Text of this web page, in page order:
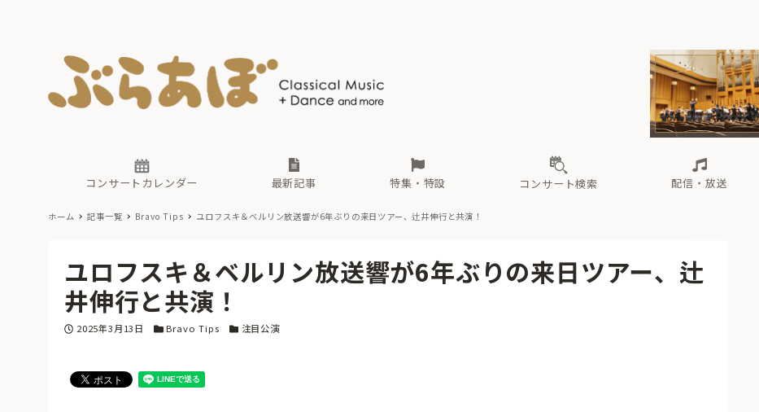
コンサートカレンダー 最新記事
古楽とその先と オーケストラの楽屋から 海の向こうの音楽家 Aからの眺望
特集・特設
現場のプロが推す！間違いないオーケストラコンサート
過去の特集
コンサート検索 配信・放送
無料ライブ配信スケジュール 有料ライブ配信スケジュール
あ か さ な は ま や
古楽とその先と 海の向こうの音楽家 Aからの眺望
過去の特集
無料ライブ配信スケジュール
あ か さ
ホーム 記事一覧 Bravo Tips ユロフスキ＆ベルリン放送響が6年ぶりの来日ツアー、辻井伸行と共演！
ユロフスキ＆ベルリン放送響が6年ぶりの来日ツアー、辻
井伸行と共演！
投稿日
2025年3月13日 カテゴリー
Bravo Tips カテゴリー
注目公演